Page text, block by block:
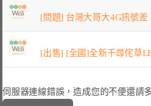
[問題] 台灣大哥大4G訊號差
[出售] [全國]全新千尋侘草
伺服器連線錯誤，造成您的不便還請